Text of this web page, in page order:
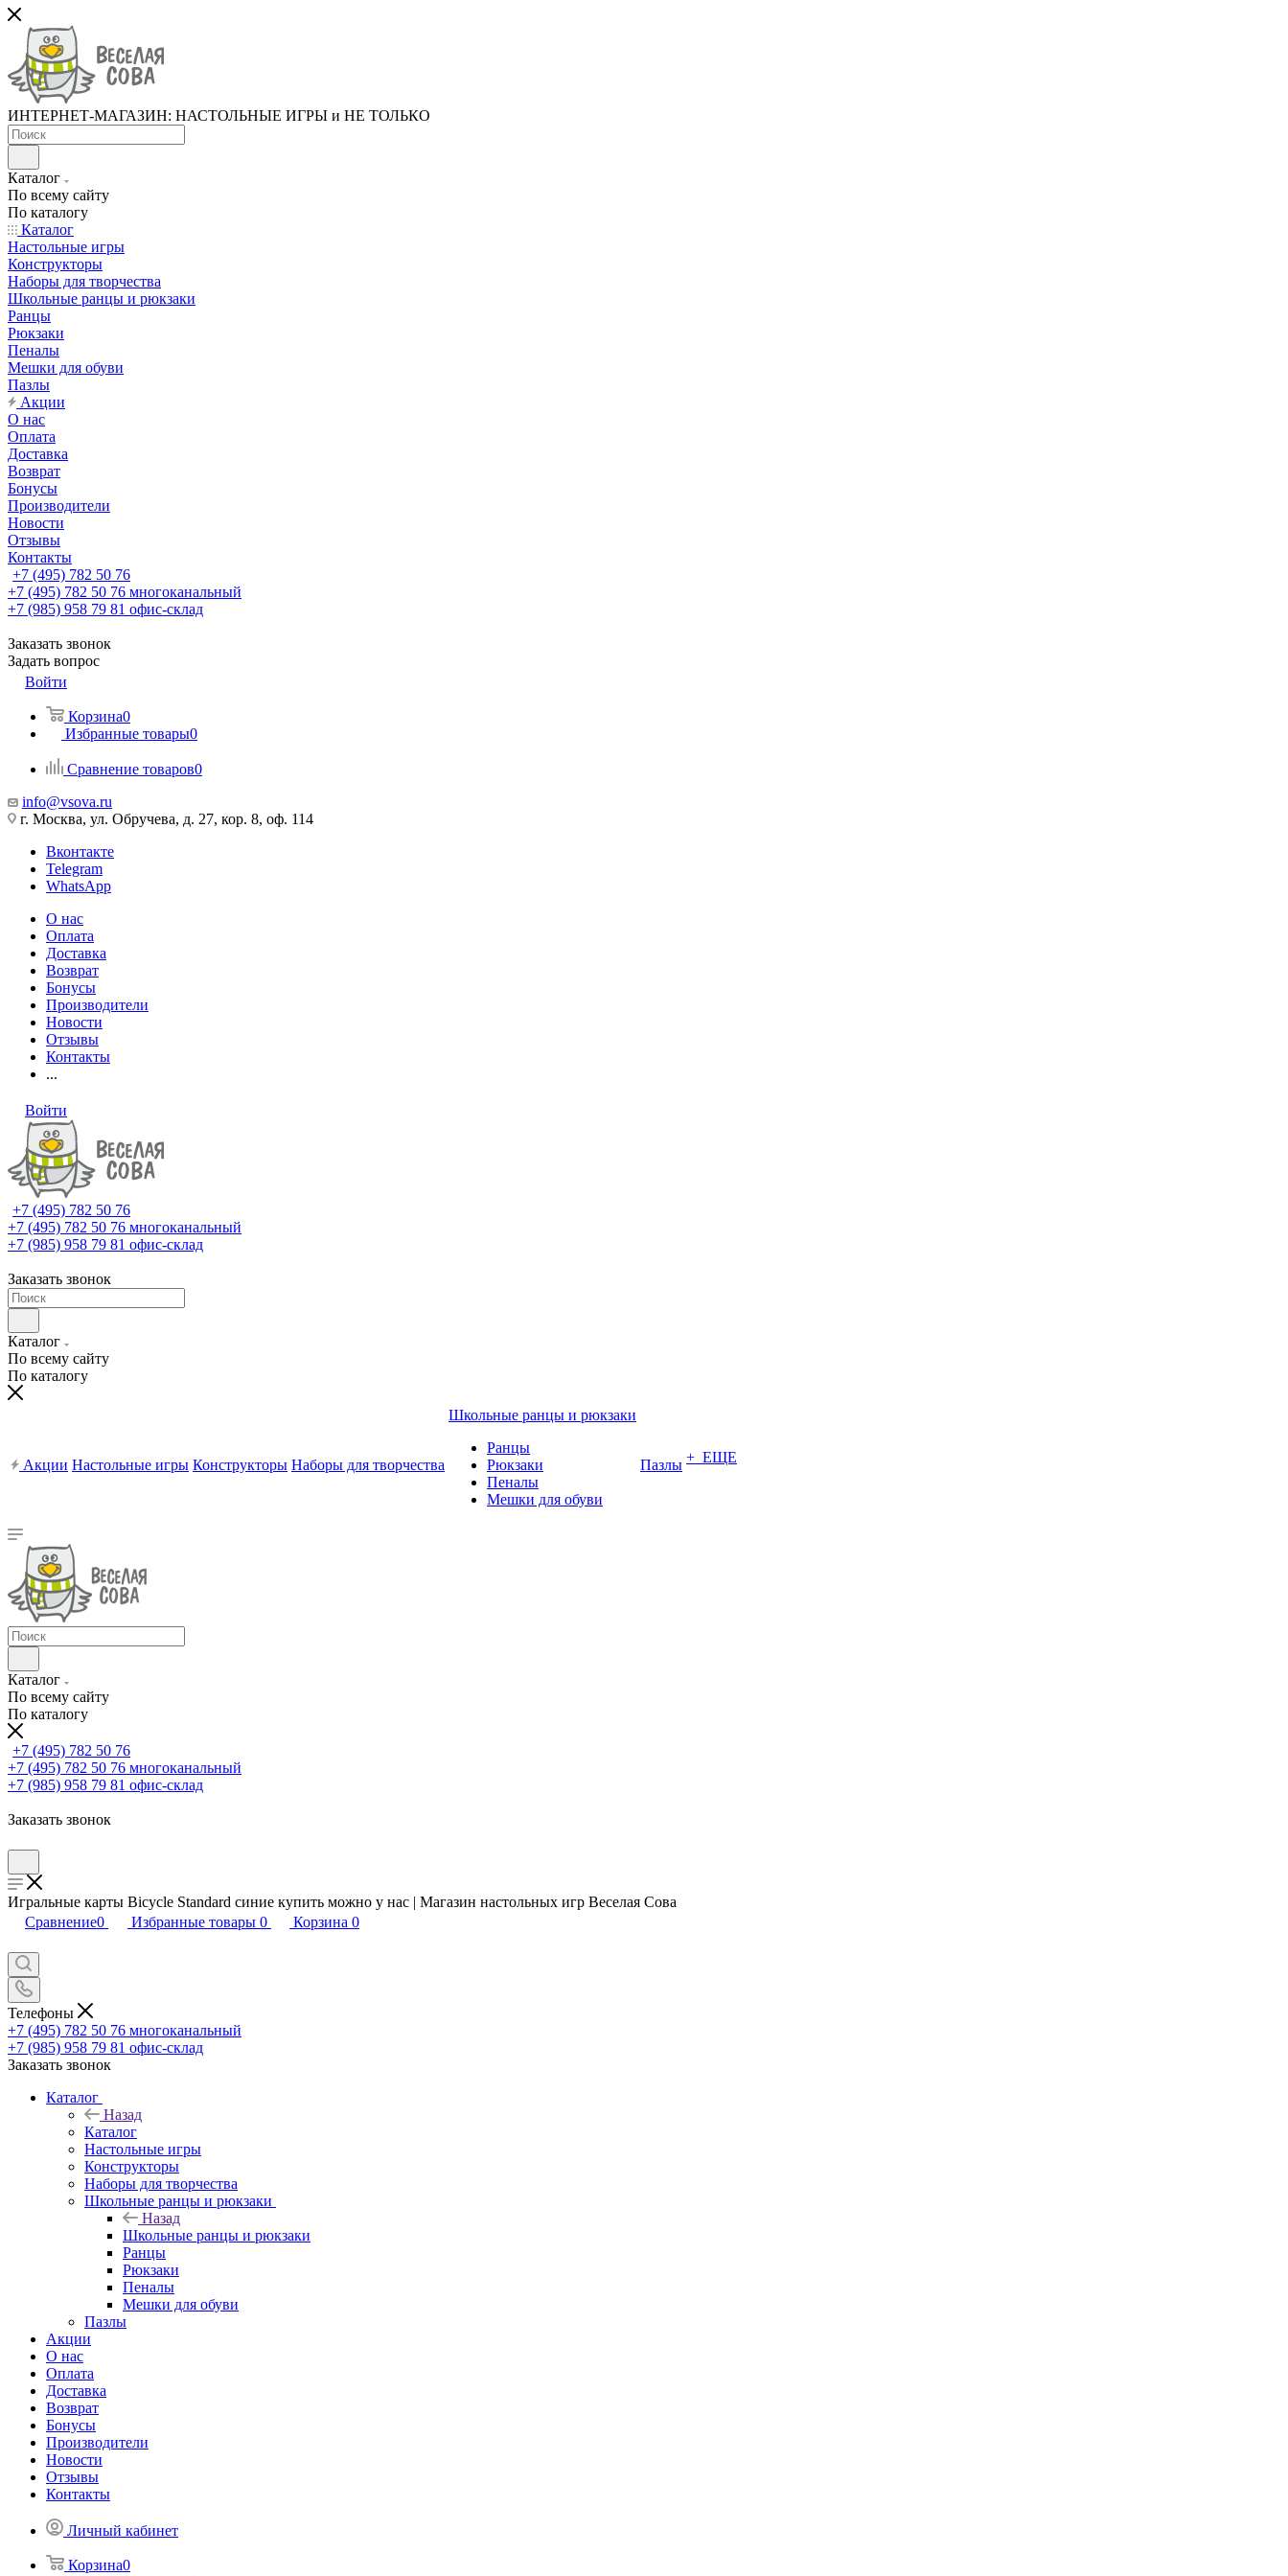
ИНТЕРНЕТ-МАГАЗИН: НАСТОЛЬНЫЕ ИГРЫ и НЕ ТОЛЬКО
Каталог
По всему сайту
По каталогу
Каталог
Настольные игры
Конструкторы
Наборы для творчества
Школьные ранцы и рюкзаки
Ранцы
Рюкзаки
Пеналы
Мешки для обуви
Пазлы
Акции
О нас
Оплата
Доставка
Возврат
Бонусы
Производители
Новости
Отзывы
Контакты
+7 (495) 782 50 76
+7 (495) 782 50 76 многоканальный
+7 (985) 958 79 81 офис-склад
Заказать звонок
Задать вопрос
Войти
Корзина0
Избранные товары0
Сравнение товаров0
info@vsova.ru
г. Москва, ул. Обручева, д. 27, кор. 8, оф. 114
Вконтакте
Telegram
WhatsApp
О нас
Оплата
Доставка
Возврат
Бонусы
Производители
Новости
Отзывы
Контакты
...
Войти
+7 (495) 782 50 76
+7 (495) 782 50 76 многоканальный
+7 (985) 958 79 81 офис-склад
Заказать звонок
Каталог
По всему сайту
По каталогу
Акции Настольные игры Конструкторы Наборы для творчества
Школьные ранцы и рюкзаки
Ранцы
Рюкзаки
Пеналы
Мешки для обуви
Пазлы + ЕЩЕ
Каталог
По всему сайту
По каталогу
+7 (495) 782 50 76
+7 (495) 782 50 76 многоканальный
+7 (985) 958 79 81 офис-склад
Заказать звонок
Игральные карты Bicycle Standard синие купить можно у нас | Магазин настольных игр Веселая Сова
Сравнение0 Избранные товары 0 Корзина 0
Телефоны
+7 (495) 782 50 76 многоканальный
+7 (985) 958 79 81 офис-склад
Заказать звонок
Каталог
Назад
Каталог
Настольные игры
Конструкторы
Наборы для творчества
Школьные ранцы и рюкзаки
Назад
Школьные ранцы и рюкзаки
Ранцы
Рюкзаки
Пеналы
Мешки для обуви
Пазлы
Акции
О нас
Оплата
Доставка
Возврат
Бонусы
Производители
Новости
Отзывы
Контакты
Личный кабинет
Корзина0